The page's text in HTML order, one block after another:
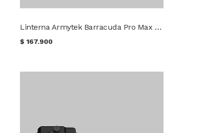
Linterna Armytek Barracuda Pro Max Luz Fría
$167.900